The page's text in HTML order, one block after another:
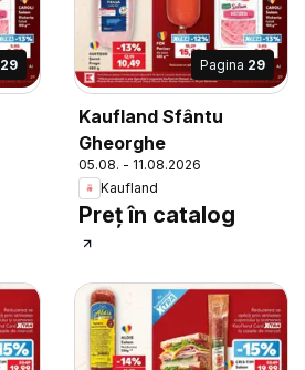
29 Pagina 29
Kaufland Sfântu
Gheorghe
05.08. - 11.08.2026
Kaufland
Preț în catalog